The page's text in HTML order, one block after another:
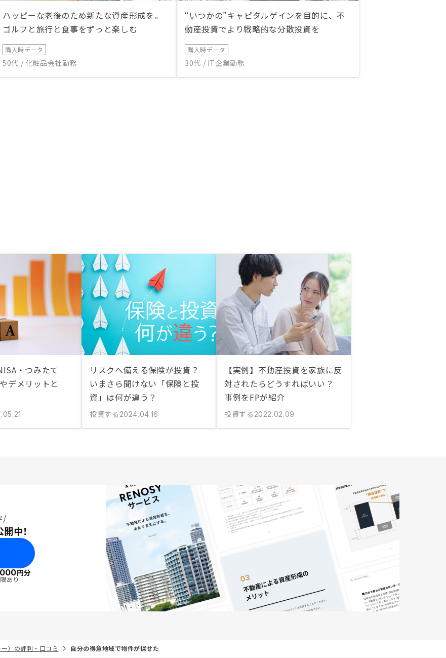
ハッピーな老後のため新たな資産形成を。
ゴルフと旅行と食事をずっと楽しむ
購入時データ
50代 / 化粧品会社勤務
“いつかの”キャピタルゲインを目的に、不
動産投資でより戦略的な分散投資を
購入時データ
30代 / IT企業勤務
・つみたて
デメリットと
リスクへ備える保険が投資？
いまさら聞けない「保険と投
資」は何が違う？
投資する 2024.04.16
【実例】不動産投資を家族に反
対されたらどうすればいい？
事例をFPが紹介
投資する 2022.02.09
中！
円分
あり
）の評判・口コミ 自分の得意地域で物件が探せた